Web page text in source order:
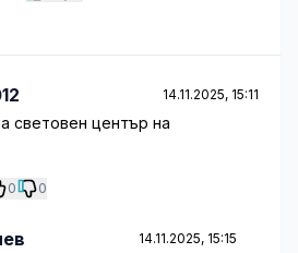
14.11.2025, 15:11
световен център на
0 0
14.11.2025, 15:15